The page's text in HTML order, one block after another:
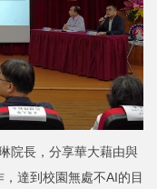
院長，分享華大藉由與
達到校園無處不AI的目